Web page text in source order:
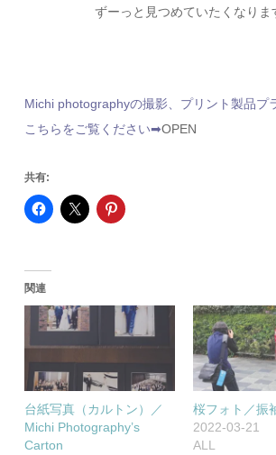
ずーっと見つめていたくなりま
Michi photographyの撮影、プリント製品プ
こちらをご覧ください➡︎OPEN
共有:
関連
台紙写真（カルトン）／
Michi Photography’s
Carton
桜フォト／振
2022-03-21
ALL